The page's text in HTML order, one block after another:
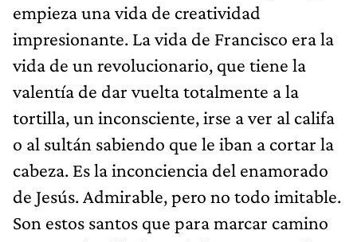
empieza una vida de creatividad
impresionante. La vida de Francisco era la
vida de un revolucionario, que tiene la
valentía de dar vuelta totalmente a la
tortilla, un inconsciente, irse a ver al califa
o al sultán sabiendo que le iban a cortar la
cabeza. Es la inconciencia del enamorado
de Jesús. Admirable, pero no todo imitable.
Son estos santos que para marcar camino